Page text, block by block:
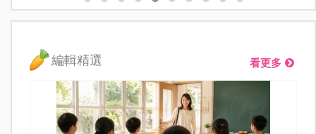
編輯精選 看更多